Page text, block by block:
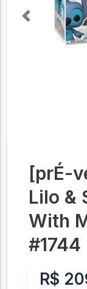
Previous
[prÉ-
Lilo &
With
#1744
R$